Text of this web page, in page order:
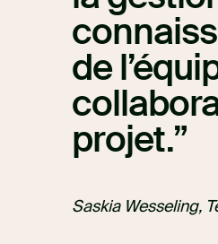
de
projet.
Saskia Wesseling,